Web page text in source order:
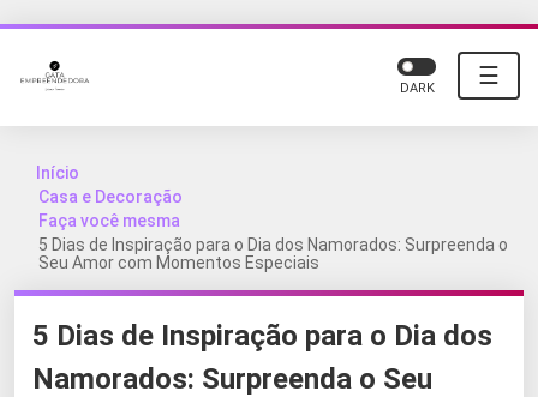
☰
DARK
Início
Casa e Decoração
Faça você mesma
5 Dias de Inspiração para o Dia dos Namorados: Surpreenda o
Seu Amor com Momentos Especiais
5 Dias de Inspiração para o Dia dos
Namorados: Surpreenda o Seu